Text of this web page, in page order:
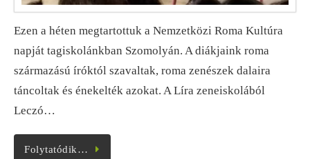
Ezen a héten megtartottuk a Nemzetközi Roma Kultúra
napját tagiskolánkban Szomolyán. A diákjaink roma
származású íróktól szavaltak, roma zenészek dalaira
táncoltak és énekelték azokat. A Líra zeneiskolából
Leczó…
Folytatódik…